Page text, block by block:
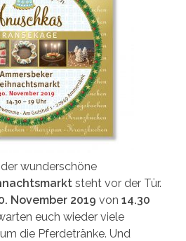
wunderschöne
steht vor der Tür.
November 2019 von 14.30
euch wieder viele
die Pferdetränke. Und